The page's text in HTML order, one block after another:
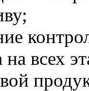
на всех